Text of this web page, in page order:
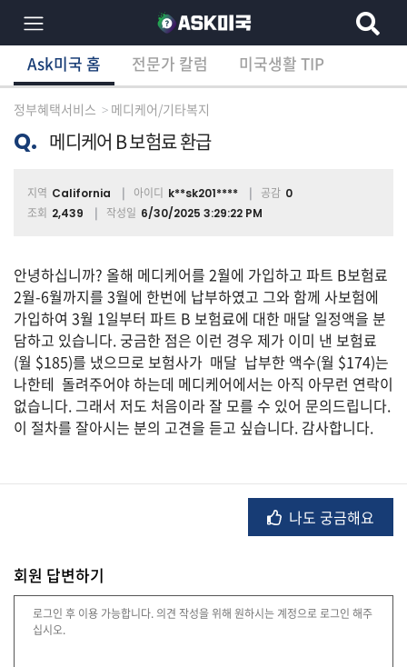
×
분
별
상
담
체
이
민/
비
자
률
주
택/
부
Ask미국 홈 전문가 칼럼 미국생활 TIP
Ask미국 홈 전문가 칼럼 미국생활 TIP
정부혜택서비스 메디케어/기타복지
Q. 메디케어 B 보험료 환급
지역 California 아이디 k**sk201**** 공감 0
조회 2,439 작성일 6/30/2025 3:29:22 PM
안녕하십니까? 올해 메디케어를 2월에 가입하고 파트 B보험료
2월-6월까지를 3월에 한번에 납부하였고 그와 함께 사보험에
가입하여 3월 1일부터 파트 B 보험료에 대한 매달 일정액을 분
담하고 있습니다. 궁금한 점은 이런 경우 제가 이미 낸 보험료
(월 $185)를 냈으므로 보험사가 매달 납부한 액수(월 $174)는
나한테 돌려주어야 하는데 메디케어에서는 아직 아무런 연락이
없습니다. 그래서 저도 처음이라 잘 모를 수 있어 문의드립니다.
이 절차를 잘아시는 분의 고견을 듣고 싶습니다. 감사합니다.
나도 궁금해요
회원 답변하기